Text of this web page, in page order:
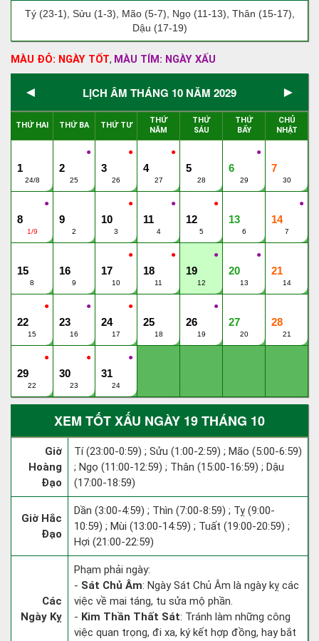
Tý (23-1), Sửu (1-3), Mão (5-7), Ngọ (11-13), Thân (15-17),
Dậu (17-19)
MÀU ĐỎ: NGÀY TỐT, MÀU TÍM: NGÀY XẤU
◄ LỊCH ÂM THÁNG 10 NĂM 2029 ►
THỨ HAI THỨ BA THỨ TƯ
THỨ
NĂM
THỨ
SÁU
THỨ
BẨY
CHỦ
NHẬT
1
24/8
●
2
25
●
3
26
●
4
27
5
28
●
6
29
7
30
●
8
1/9
9
2
●
10
3
●
11
4
●
12
5
13
6
●
14
7
15
8
16
9
●
17
10
●
18
11
●
19
12
●
20
13
21
14
●
22
15
●
23
16
●
24
17
25
18
●
26
19
27
20
28
21
●
29
22
●
30
23
●
31
24
XEM TỐT XẤU NGÀY 19 THÁNG 10
Giờ
Hoàng
Đạo
Tí (23:00-0:59) ; Sửu (1:00-2:59) ; Mão (5:00-6:59)
; Ngọ (11:00-12:59) ; Thân (15:00-16:59) ; Dậu
(17:00-18:59)
Giờ Hắc
Đạo
Dần (3:00-4:59) ; Thìn (7:00-8:59) ; Tỵ (9:00-
10:59) ; Mùi (13:00-14:59) ; Tuất (19:00-20:59) ;
Hợi (21:00-22:59)
Các
Ngày Kỵ
Phạm phải ngày:
- Sát Chủ Âm: Ngày Sát Chủ Âm là ngày kỵ các
việc về mai táng, tu sửa mộ phần.
- Kim Thần Thất Sát: Tránh làm những công
việc quan trọng, đi xa, ký kết hợp đồng, hay bắt